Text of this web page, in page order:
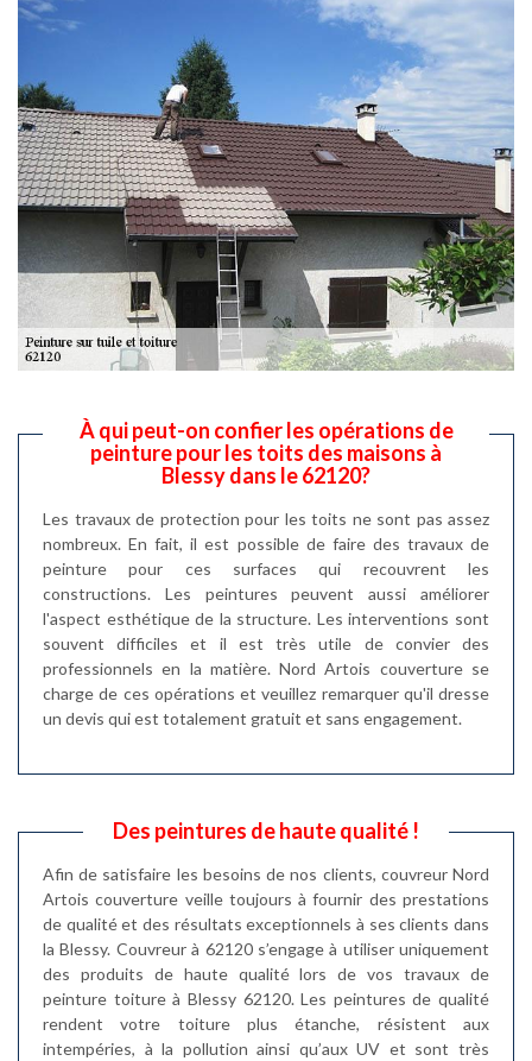
À qui peut-on confier les opérations de
peinture pour les toits des maisons à
Blessy dans le 62120?
Les travaux de protection pour les toits ne sont pas assez
nombreux. En fait, il est possible de faire des travaux de
peinture pour ces surfaces qui recouvrent les
constructions. Les peintures peuvent aussi améliorer
l'aspect esthétique de la structure. Les interventions sont
souvent difficiles et il est très utile de convier des
professionnels en la matière. Nord Artois couverture se
charge de ces opérations et veuillez remarquer qu'il dresse
un devis qui est totalement gratuit et sans engagement.
Des peintures de haute qualité !
Afin de satisfaire les besoins de nos clients, couvreur Nord
Artois couverture veille toujours à fournir des prestations
de qualité et des résultats exceptionnels à ses clients dans
la Blessy. Couvreur à 62120 s’engage à utiliser uniquement
des produits de haute qualité lors de vos travaux de
peinture toiture à Blessy 62120. Les peintures de qualité
rendent votre toiture plus étanche, résistent aux
intempéries, à la pollution ainsi qu’aux UV et sont très